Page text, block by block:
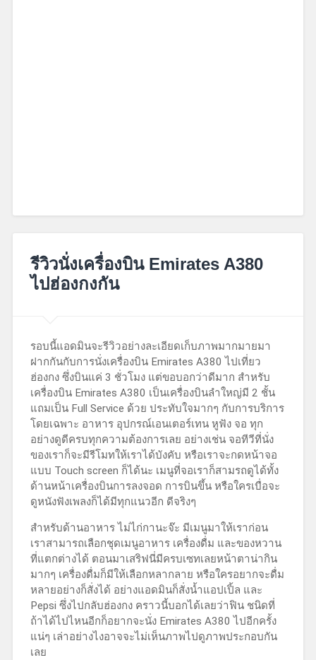
15,
2017
รีวิวนั่งเครื่องบิน Emirates A380
ไปฮ่องกงกัน
รอบนี้แอดมินจะรีวิวอย่างละเอียดเก็บภาพมากมายมา
ฝากกันกับการนั่งเครื่องบิน Emirates A380 ไปเที่ยว
ฮ่องกง ซึ่งบินแค่ 3 ชั่วโมง แต่ขอบอกว่าดีมาก สำหรับ
เครื่องบิน Emirates A380 เป็นเครื่องบินลำใหญ่มี 2 ชั้น
แถมเป็น Full Service ด้วย ประทับใจมากๆ กับการบริการ
โดยเฉพาะ อาหาร อุปกรณ์เอนเตอร์เทน หูฟัง จอ ทุก
อย่างดูดีครบทุกความต้องการเลย อย่างเช่น จอทีวีที่นั่ง
ของเราก็จะมีรีโมทให้เราได้บังคับ หรือเราจะกดหน้าจอ
แบบ Touch screen ก็ได้นะ เมนูที่จอเราก็สามรถดูได้ทั้ง
ด้านหน้าเครื่องบินการลงจอด การบินขึ้น หรือใครเบื่อจะ
ดูหนังฟังเพลงก็ได้มีทุกแนวอีก ดีจริงๆ
สำหรับด้านอาหาร ไม่ไก่กานะจ๊ะ มีเมนูมาให้เราก่อน
เราสามารถเลือกชุดเมนูอาหาร เครื่องดื่ม และของหวาน
ที่แตกต่างได้ ตอนมาเสริฟนี่มีครบเซทเลยหน้าตาน่ากิน
มากๆ เครื่องดื่มก็มีให้เลือกหลากลาย หรือใครอยากจะดื่ม
หลายอย่างก็สั่งได้ อย่างแอดมินก็สั่งน้ำแอปเปิ้ล และ
Pepsi ซึ่งไปกลับฮ่องกง คราวนี้บอกได้เลยว่าฟิน ชนิดที่
ถ้าได้ไปไหนอีกก็อยากจะนั่ง Emirates A380 ไปอีกครั้ง
แน่ๆ เล่าอย่างไงอาจจะไม่เห็นภาพไปดูภาพประกอบกัน
เลย